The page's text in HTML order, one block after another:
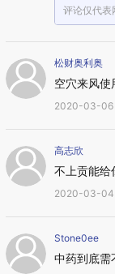
评论仅代表
松财奥利奥
空穴来风使
2020-03-06
高志欣
不上贡能给
2020-03-04
Stone0ee
中药到底需